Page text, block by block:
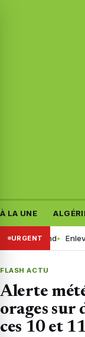
À LA UNE
URGENTEnlevé au
FLASH ACTU
Alerte
orages sur
ces 10 et